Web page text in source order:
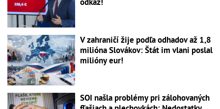
V zahraničí žije podľa odhadov až 1,8
milióna Slovákov: Štát im vlani poslal
milióny eur!
SOI našla problémy pri zálohovaných